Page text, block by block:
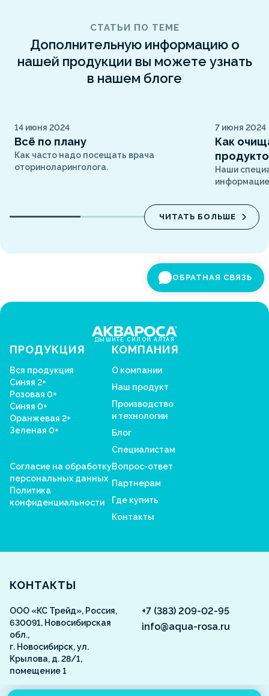
СТАТЬИ ПО ТЕМЕ
Дополнительную информацию о
нашей продукции вы можете узнать
в нашем блоге
14 июня 2024
Всё по плану
Как часто надо посещать врача
оториноларинголога.
7 июня 2024
Как
Наши
ЧИТАТЬ БОЛЬШЕ
ОБРАТНАЯ СВЯЗЬ
ДЫШИТЕ СИЛОЙ АЛТАЯ
ПРОДУКЦИЯ
Вся продукция
Синяя 2+
Розовая 0+
Синяя 0+
Оранжевая 2+
Зеленая 0+
Согласие на обработку
персональных данных
Политика
конфиденциальности
КОМПАНИЯ
О компании
Наш продукт
Производство
и технологии
Блог
Специалистам
Вопрос-ответ
Партнерам
Где купить
Контакты
Aquarosa
КОНТАКТЫ
ООО «КС Трейд», Россия,
630091, Новосибирская
обл.,
г. Новосибирск, ул.
Крылова, д. 28/1,
помещение 1
+7 (383) 209-02-95
info@aqua-rosa.ru